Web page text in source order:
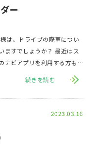
ー
でしょうか？ 最近はス
ナビアプリを利用する方も
続きを読む
2023.03.16